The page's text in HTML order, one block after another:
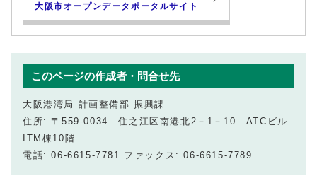
大阪市オープンデータポータルサイト
このページの作成者・問合せ先
大阪港湾局 計画整備部 振興課
住所: 〒559-0034 住之江区南港北2－1－10 ATCビル
ITM棟10階
電話: 06-6615-7781 ファックス: 06-6615-7789